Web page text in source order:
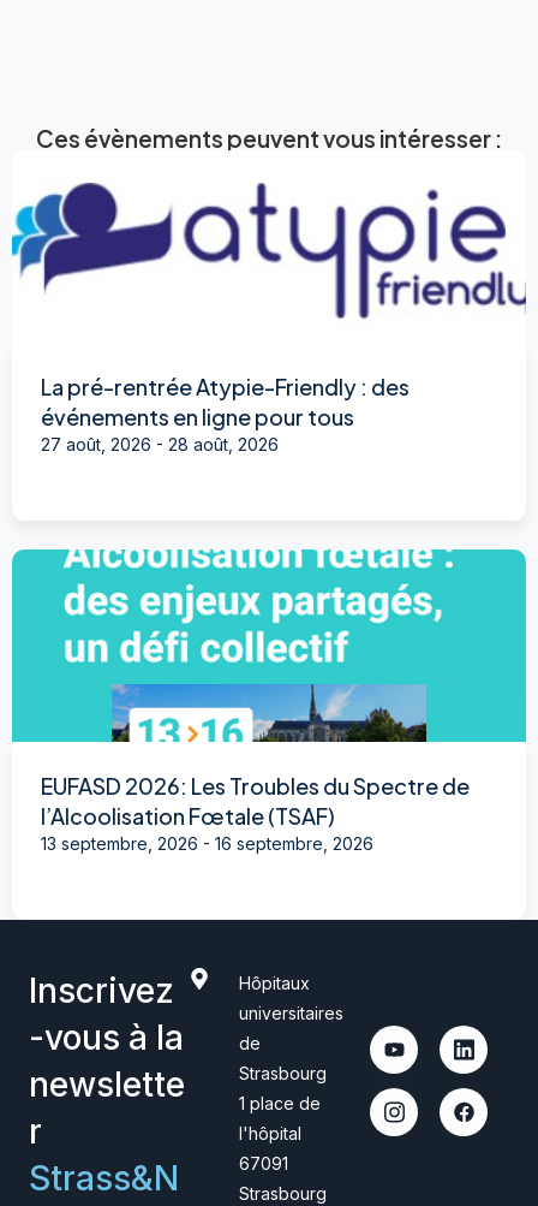
Ces évènements peuvent vous intéresser :
La pré-rentrée Atypie-Friendly : des
événements en ligne pour tous
27 août, 2026 - 28 août, 2026
EUFASD 2026: Les Troubles du Spectre de
l’Alcoolisation Fœtale (TSAF)
13 septembre, 2026 - 16 septembre, 2026
Inscrivez
-vous à la
newslette
r
Strass&N
Hôpitaux
universitaires
de
Strasbourg
1 place de
l'hôpital
67091
Strasbourg